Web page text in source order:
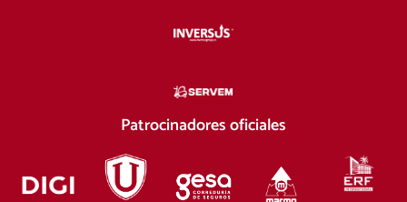
Patrocinadores oficiales